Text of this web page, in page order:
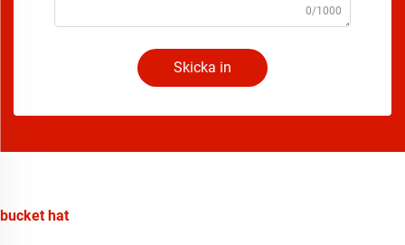
0/1000
Skicka in
bucket hat